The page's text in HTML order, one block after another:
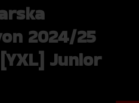
2024/25
Junior